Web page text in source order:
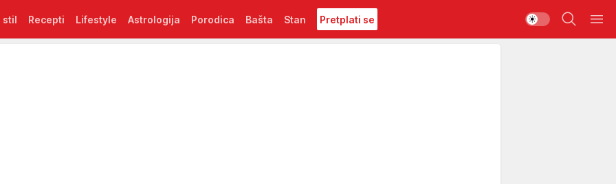
stil Recepti Lifestyle Astrologija Porodica Bašta Stan Pretplati se